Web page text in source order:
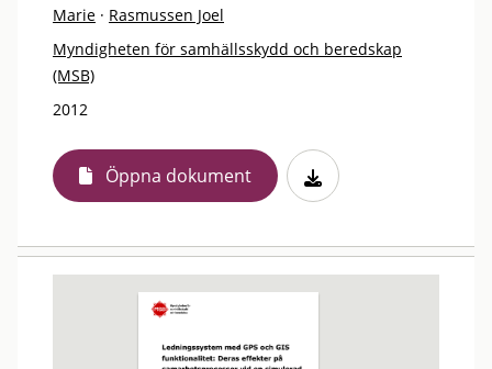
Marie · Rasmussen Joel
Myndigheten för samhällsskydd och beredskap
(MSB)
2012
Öppna dokument